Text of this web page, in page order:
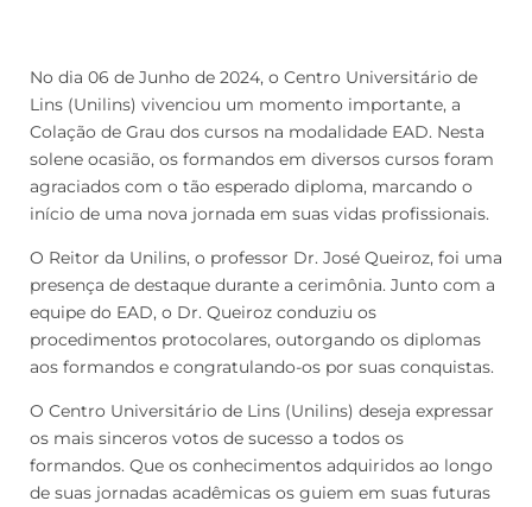
No dia 06 de Junho de 2024, o Centro Universitário de
Lins (Unilins) vivenciou um momento importante, a
Colação de Grau dos cursos na modalidade EAD. Nesta
solene ocasião, os formandos em diversos cursos foram
agraciados com o tão esperado diploma, marcando o
início de uma nova jornada em suas vidas profissionais.
O Reitor da Unilins, o professor Dr. José Queiroz, foi uma
presença de destaque durante a cerimônia. Junto com a
equipe do EAD, o Dr. Queiroz conduziu os
procedimentos protocolares, outorgando os diplomas
aos formandos e congratulando-os por suas conquistas.
O Centro Universitário de Lins (Unilins) deseja expressar
os mais sinceros votos de sucesso a todos os
formandos. Que os conhecimentos adquiridos ao longo
de suas jornadas acadêmicas os guiem em suas futuras